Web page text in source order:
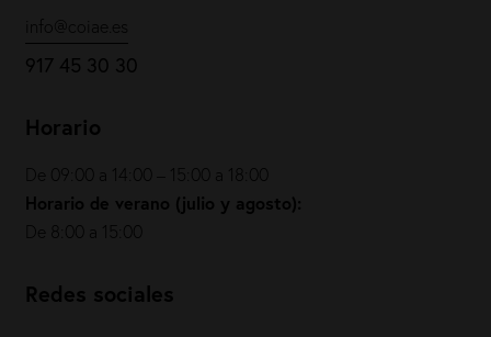
info@coiae.es
917 45 30 30
Horario
De 09:00 a 14:00 – 15:00 a 18:00
Horario de verano (julio y agosto):
De 8:00 a 15:00
Redes sociales